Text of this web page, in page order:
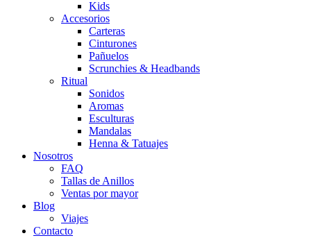
Kids
Accesorios
Carteras
Cinturones
Pañuelos
Scrunchies & Headbands
Ritual
Sonidos
Aromas
Esculturas
Mandalas
Henna & Tatuajes
Nosotros
FAQ
Tallas de Anillos
Ventas por mayor
Blog
Viajes
Contacto